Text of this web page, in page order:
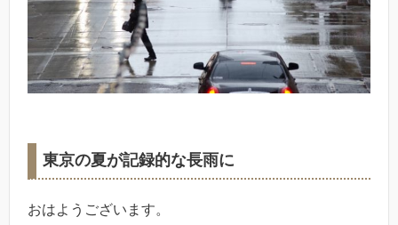
東京の夏が記録的な長雨に
おはようございます。